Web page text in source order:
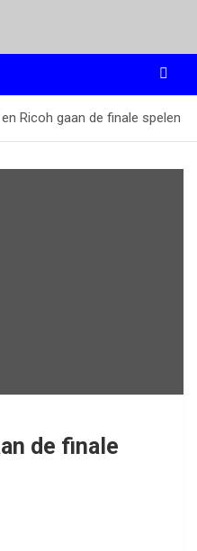
Ricoh gaan de finale spelen
de finale